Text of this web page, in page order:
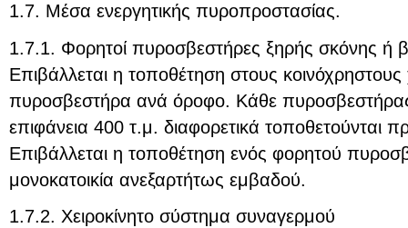
1.7. Μέσα ενεργητικής πυροπροστασίας.
1.7.1. Φορητοί πυροσβεστήρες ξηρής σκόνης ή
Επιβάλλεται η τοποθέτηση στους
πυροσβεστήρα ανά όροφο. Κάθε πυροσβεστήρας
επιφάνεια 400 τ.μ. διαφορετικά τοποθετούνται
Επιβάλλεται η τοποθέτηση ενός φορητού
μονοκατοικία ανεξαρτήτως εμβαδού.
1.7.2. Χειροκίνητο σύστημα συναγερμού